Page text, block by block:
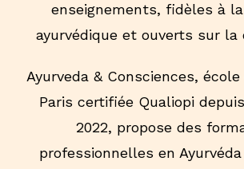
enseignements, fidèles à
ayurvédique et ouverts sur la
Ayurveda & Consciences, école
Paris certifiée Qualiopi
2022, propose des
professionnelles en